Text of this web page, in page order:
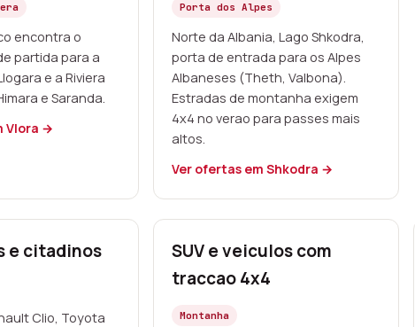
encontra o
partida para a
e a Riviera
e Saranda.
Vlora →
Porta dos Alpes
Norte da Albania, Lago Shkodra,
porta de entrada para os Alpes
Albaneses (Theth, Valbona).
Estradas de montanha exigem
4x4 no verao para passes mais
altos.
Ver ofertas em Shkodra →
e citadinos
Clio, Toyota
SUV e veiculos com
traccao 4x4
Montanha